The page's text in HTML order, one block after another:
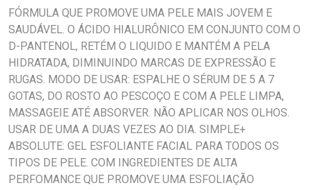
FÓRMULA QUE PROMOVE UMA PELE MAIS JOVEM E
SAUDÁVEL. O ÁCIDO HIALURÔNICO EM CONJUNTO COM O
D-PANTENOL, RETÉM O LIQUIDO E MANTÉM A PELA
HIDRATADA, DIMINUINDO MARCAS DE EXPRESSÃO E
RUGAS. MODO DE USAR: ESPALHE O SÉRUM DE 5 A 7
GOTAS, DO ROSTO AO PESCOÇO E COM A PELE LIMPA,
MASSAGEIE ATÉ ABSORVER. NÃO APLICAR NOS OLHOS.
USAR DE UMA A DUAS VEZES AO DIA. SIMPLE+
ABSOLUTE: GEL ESFOLIANTE FACIAL PARA TODOS OS
TIPOS DE PELE. COM INGREDIENTES DE ALTA
PERFOMANCE QUE PROMOVE UMA ESFOLIAÇÃO